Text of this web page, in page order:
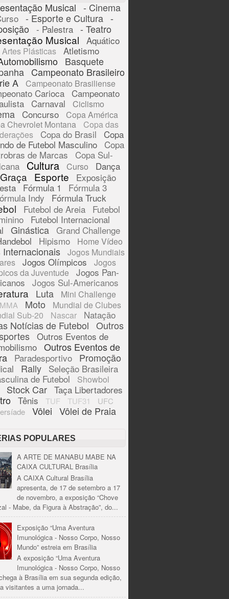
Musical - Cinema
- Esporte e Cultura -
- Palestra - Teatro
Musical Aquático
Artes Plásticas Atletismo
Basquete
Campeonato Brasileiro
A
Campeonato Brasiliense
Carioca
Campeonato
Carnaval Ciclismo
Concurso
Copa América
Chevrolet Montana
Copa das
Copa do Brasil Copa
de Futebol Masculino Copa
de Marcas
Copa Sul-
Cultura Curso Dança
Esporte
Exposição
Fórmula 1
Fórmula 3
Indy
Fórmula Truck
Futebol de Areia
Futebol
Futebol Internacional
Ginástica Grand Challenge
Hipismo Home Vídeo
Internacionais
Jogos Mundiais
Jogos Olímpicos
Jogos
da Juventude
Jogos Pan-
Jogos Sul-Americanos
Luta Mini Challenge
MMA Moto
Mundial de Clubes
Sub-20
Nascar Natação
Notícias de Futebol Outros
Outros Eventos de
Outros Eventos de
Paradesportivo Promoção
Rally Seleção Brasileira
de Futebol
Showbol
Stock Car Taça Libertadores
Tênis TUF TUF31
UFC
Vôlei Vôlei de Praia
POPULARES
A ARTE DE MANABU MABE NA
CAIXA CULTURAL Brasília
A CAIXA Cultural Brasília
apresenta, de 17 de setembro a 17
de novembro, a exposição “Chove
- Mabe, da Figura à Abstração”, do...
Exposição “Uma Aventura
Imunológica - Nosso Corpo, Nosso
Mundo” estreia em Brasília
A exposição “Uma Aventura
Imunológica - Nosso Corpo, Nosso
à Brasília em sua segunda edição,
visitantes a uma jornada...